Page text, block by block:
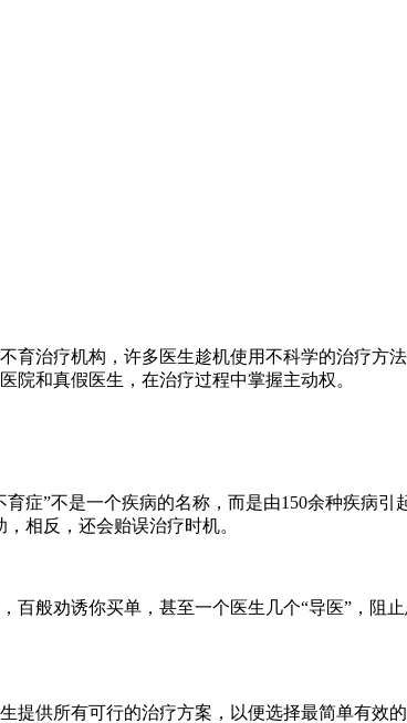
治疗机构，许多医生趁机使用不科学的治疗方
院和真假医生，在治疗过程中掌握主动权。
”不是一个疾病的名称，而是由150余种疾病引
相反，还会贻误治疗时机。
般劝诱你买单，甚至一个医生几个“导医”，阻
供所有可行的治疗方案，以便选择最简单有效